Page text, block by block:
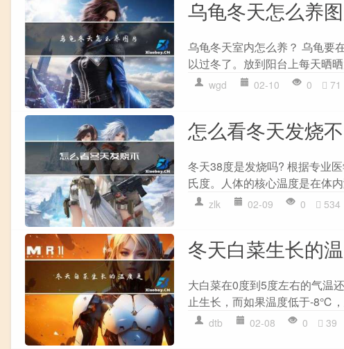
乌龟冬天怎么养
乌龟冬天室内怎么养？ 乌龟要
以过冬了。放到阳台上每天晒
wgd 02-10 0 71
怎么看冬天发烧不
冬天38度是发烧吗? 根据专业
氏度。人体的核心温度是在体
zlk 02-09 0 534
冬天白菜生长的
大白菜在0度到5度左右的气温
止生长，而如果温度低于-8℃
dtb 02-08 0 39